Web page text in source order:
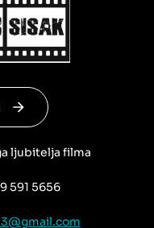
ljubitelja filma
591 5656